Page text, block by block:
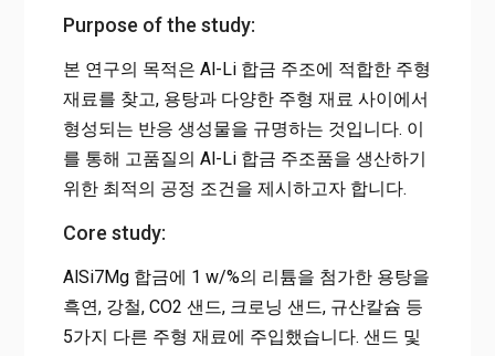
Purpose of the study:
본 연구의 목적은 Al-Li 합금 주조에 적합한 주형
재료를 찾고, 용탕과 다양한 주형 재료 사이에서
형성되는 반응 생성물을 규명하는 것입니다. 이
를 통해 고품질의 Al-Li 합금 주조품을 생산하기
위한 최적의 공정 조건을 제시하고자 합니다.
Core study:
AlSi7Mg 합금에 1 w/%의 리튬을 첨가한 용탕을
흑연, 강철, CO2 샌드, 크로닝 샌드, 규산칼슘 등
5가지 다른 주형 재료에 주입했습니다. 샌드 및